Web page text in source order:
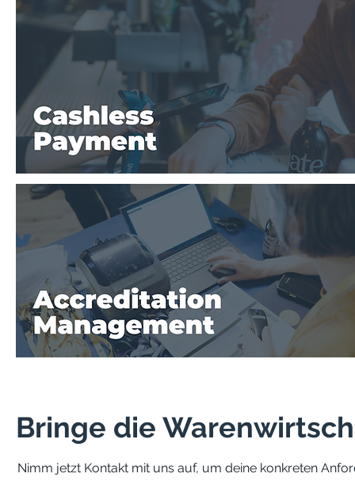
Bringe die
Nimm jetzt Kontakt mit uns auf, um deine konkreten